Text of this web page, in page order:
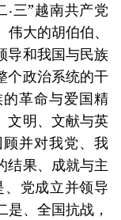
三”越南共产党
大的胡伯伯、
导和我国与民族
个政治系统的干
革命与爱国精
文明、文献与英
并对我党、我
结果、成就与主
党成立并领导
、全国抗战，